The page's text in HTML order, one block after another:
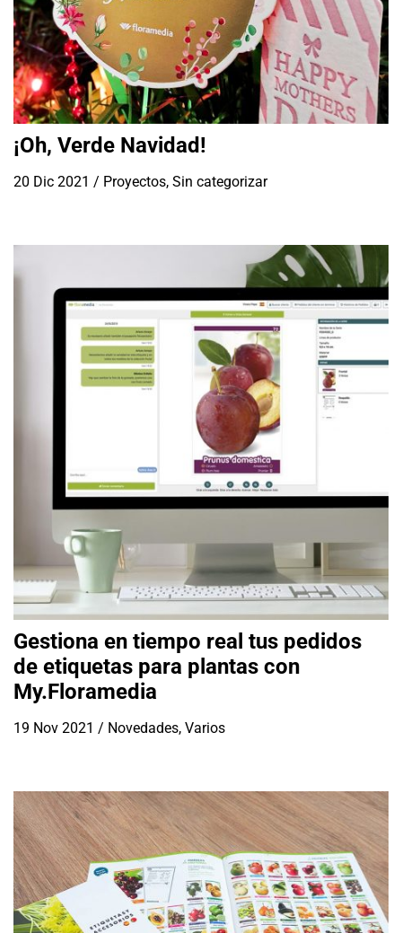
¡Oh, Verde Navidad!
20 Dic 2021 / Proyectos, Sin categorizar
Gestiona en tiempo real tus pedidos
de etiquetas para plantas con
My.Floramedia
19 Nov 2021 / Novedades, Varios